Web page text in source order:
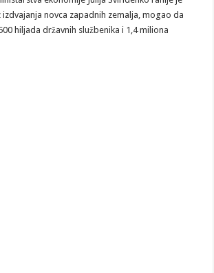
izdvajanja novca zapadnih zemalja, mogao da
hiljada državnih službenika i 1,4 miliona